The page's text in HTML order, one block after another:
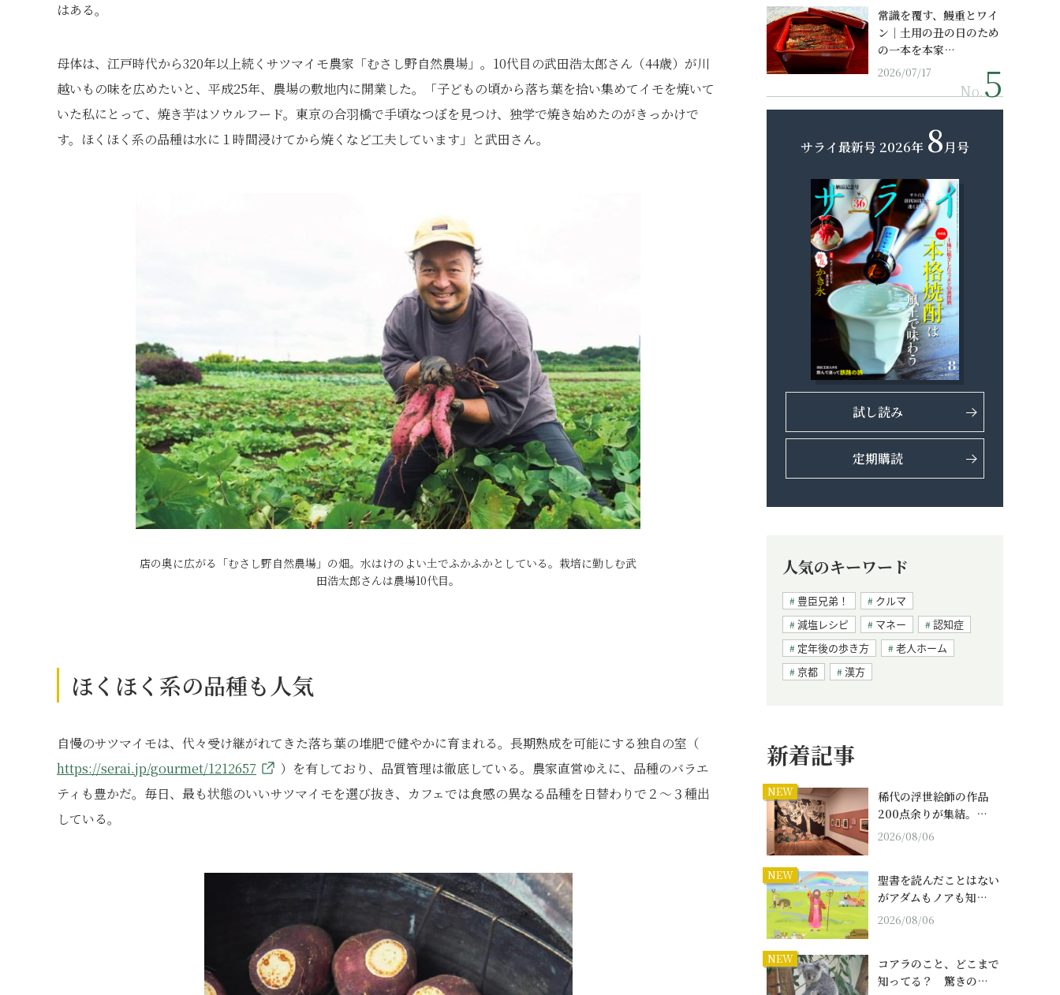
はある。
母体は、江戸時代から320年以上続くサツマイモ農家「むさし野自然農場」。10代目の武田浩太郎さん（44歳）が川
越いもの味を広めたいと、平成25年、農場の敷地内に開業した。「子どもの頃から落ち葉を拾い集めてイモを焼いて
いた私にとって、焼き芋はソウルフード。東京の合羽橋で手頃なつぼを見つけ、独学で焼き始めたのがきっかけで
す。ほくほく系の品種は水に１時間浸けてから焼くなど工夫しています」と武田さん。
店の奥に広がる「むさし野自然農場」の畑。水はけのよい土でふかふかとしている。栽培に勤しむ武
田浩太郎さんは農場10代目。
ほくほく系の品種も人気
自慢のサツマイモは、代々受け継がれてきた落ち葉の堆肥で健やかに育まれる。長期熟成を可能にする独自の室（
https://serai.jp/gourmet/1212657
）を有しており、品質管理は徹底している。農家直営ゆえに、品種のバラエ
ティも豊かだ。毎日、最も状態のいいサツマイモを選び抜き、カフェでは食感の異なる品種を日替わりで２〜３種出
している。
常識を覆す、鰻重とワイ
ン｜土用の丑の日のため
の一本を本家…
2026/07/17
No.
サライ最新号 2026年 8月号
試し読み
定期購読
人気のキーワード
豊臣兄弟！
クルマ
減塩レシピ
マネー
認知症
定年後の歩き方
老人ホーム
京都
漢方
新着記事
NEW
稀代の浮世絵師の作品
200点余りが集結。…
2026/08/06
NEW
聖書を読んだことはない
がアダムもノアも知…
2026/08/06
NEW
コアラのこと、どこまで
知ってる？ 驚きの…